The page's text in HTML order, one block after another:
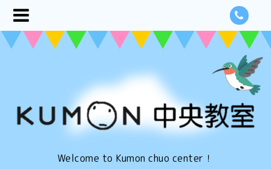
Welcome to Kumon chuo center！